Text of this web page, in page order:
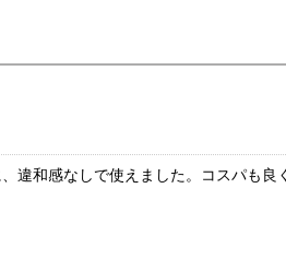
違和感なしで使えました。コスパも良